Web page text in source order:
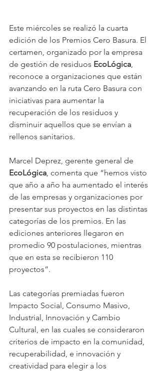
Este miércoles se realizó la cuarta
edición de los Premios Cero Basura. El
certamen, organizado por la empresa
de gestión de residuos EcoLógica,
reconoce a organizaciones que están
avanzando en la ruta Cero Basura con
iniciativas para aumentar la
recuperación de los residuos y
disminuir aquellos que se envían a
rellenos sanitarios.
Marcel Deprez, gerente general de
EcoLógica, comenta que “hemos visto
que año a año ha aumentado el interés
de las empresas y organizaciones por
presentar sus proyectos en las distintas
categorías de los premios. En las
ediciones anteriores llegaron en
promedio 90 postulaciones, mientras
que en esta se recibieron 110
proyectos”.
Las categorías premiadas fueron
Impacto Social, Consumo Masivo,
Industrial, Innovación y Cambio
Cultural, en las cuales se consideraron
criterios de impacto en la comunidad,
recuperabilidad, e innovación y
creatividad para elegir a los